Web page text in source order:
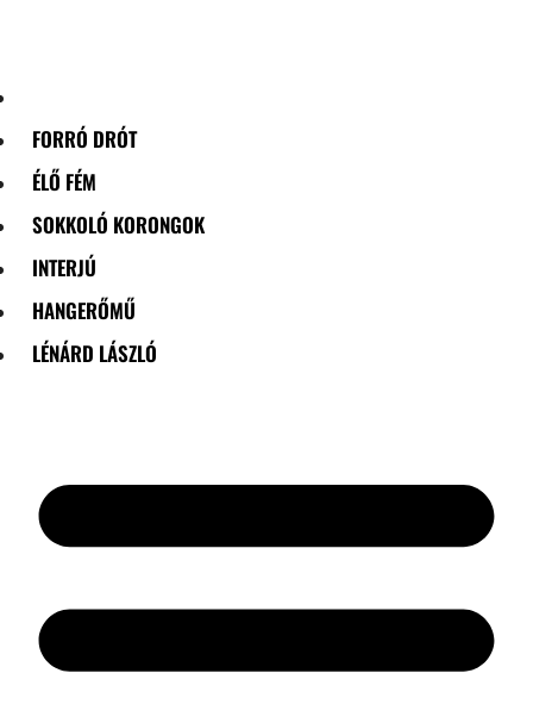
FORRÓ DRÓT
ÉLŐ FÉM
SOKKOLÓ KORONGOK
INTERJÚ
HANGERŐMŰ
LÉNÁRD LÁSZLÓ